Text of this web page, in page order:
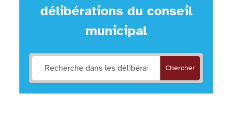
délibérations du conseil
municipal
Chercher